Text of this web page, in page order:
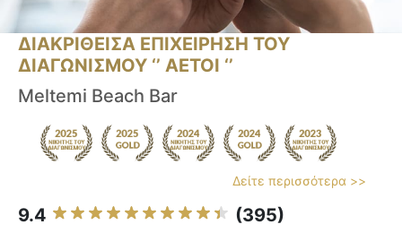
ΔΙΑΚΡΙΘΕΙΣΑ ΕΠΙΧΕΙΡΗΣΗ ΤΟΥ
ΔΙΑΓΩΝΙΣΜΟΥ ‘’ ΑΕΤΟΙ ‘’
Meltemi Beach Bar
Δείτε περισσότερα >>
9.4 (395)